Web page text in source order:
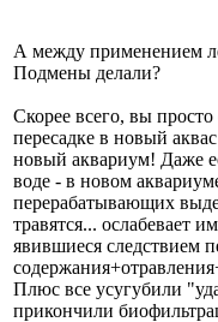
А между применением
Подмены делали?
Скорее всего, вы
пересадке в новый
новый аквариум! Даже
воде - в новом
перерабатывающих
травятся... ослабевает
явившиеся следствием
Плюс все усугубили
прикончили